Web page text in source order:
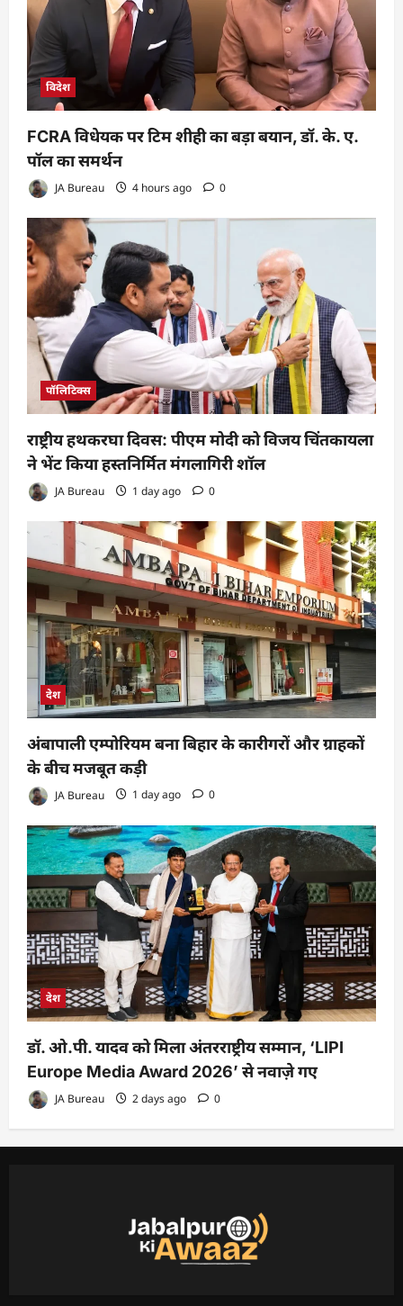
विदेश
FCRA विधेयक पर टिम शीही का बड़ा बयान, डॉ. के. ए.
पॉल का समर्थन
JA Bureau 4 hours ago 0
पॉलिटिक्स
राष्ट्रीय हथकरघा दिवस: पीएम मोदी को विजय चिंतकायला
ने भेंट किया हस्तनिर्मित मंगलागिरी शॉल
JA Bureau 1 day ago 0
देश
अंबापाली एम्पोरियम बना बिहार के कारीगरों और ग्राहकों
के बीच मजबूत कड़ी
JA Bureau 1 day ago 0
देश
डॉ. ओ.पी. यादव को मिला अंतरराष्ट्रीय सम्मान, ‘LIPI
Europe Media Award 2026’ से नवाज़े गए
JA Bureau 2 days ago 0